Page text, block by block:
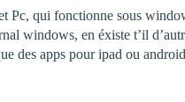
Pc, qui fonctionne sous
windows, en éxiste t’il
des apps pour ipad ou